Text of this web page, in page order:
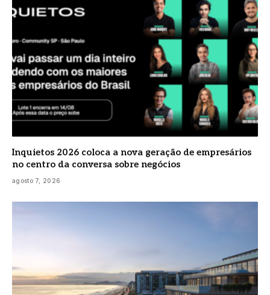
Inquietos 2026 coloca a nova geração de empresários
no centro da conversa sobre negócios
agosto 7, 2026